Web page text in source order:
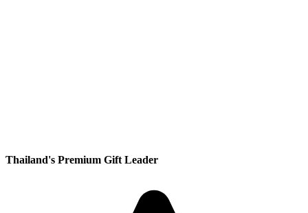
Thailand's Premium Gift Leader